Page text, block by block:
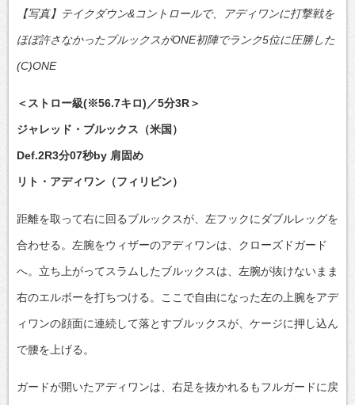
【写真】テイクダウン&コントロールで、アディワンに打撃戦を
ほぼ許さなかったブルックスがONE初陣でランク5位に圧勝した
(C)ONE
＜ストロー級(※56.7キロ)／5分3R＞
ジャレッド・ブルックス（米国）
Def.2R3分07秒by 肩固め
リト・アディワン（フィリピン）
距離を取って右に回るブルックスが、左フックにダブルレッグを
合わせる。左腕をウィザーのアディワンは、クローズドガード
へ。立ち上がってスラムしたブルックスは、左腕が抜けないまま
右のエルボーを打ちつける。ここで自由になった左の上腕をアデ
ィワンの顔面に連続して落とすブルックスが、ケージに押し込ん
で腰を上げる。
ガードが開いたアディワンは、右足を抜かれるもフルガードに戻